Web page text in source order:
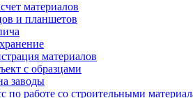
материалов
и планшетов
материалов
с образцами
заводы
по работе со строительными